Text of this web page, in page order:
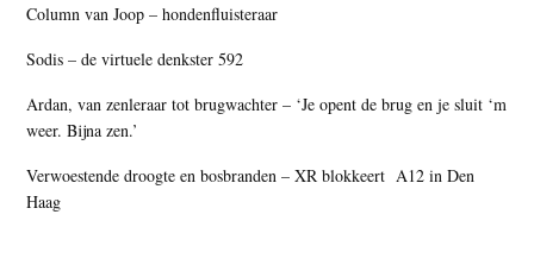
Column van Joop – hondenfluisteraar
Sodis – de virtuele denkster 592
Ardan, van zenleraar tot brugwachter – ‘Je opent de brug en je sluit ‘m
weer. Bijna zen.’
Verwoestende droogte en bosbranden – XR blokkeert A12 in Den
Haag